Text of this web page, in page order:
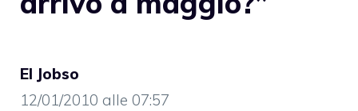
El Jobso
12/01/2010 alle 07:57